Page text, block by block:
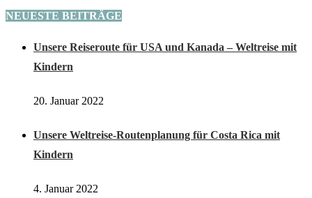
NEUESTE BEITRÄGE
Unsere Reiseroute für USA und Kanada – Weltreise mit
Kindern
20. Januar 2022
Unsere Weltreise-Routenplanung für Costa Rica mit
Kindern
4. Januar 2022